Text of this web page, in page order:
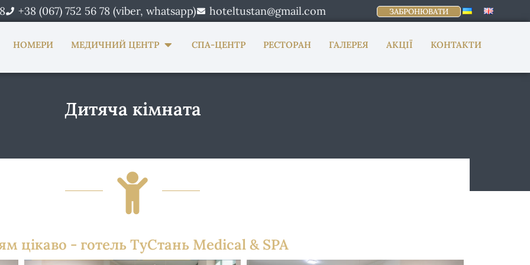
+38 (067) 752 56 78 (viber, whatsapp) hoteltustan@gmail.com ЗАБРОНЮВАТИ
Про нас
НОМЕРИ МЕДИЧНИЙ ЦЕНТР Open Медичний центр
СПА-ЦЕНТР РЕСТОРАН ГАЛЕРЕЯ АКЦІЇ КОНТАКТИ
Дитяча кімната
цікаво - готель ТуСтань Medical & SPA